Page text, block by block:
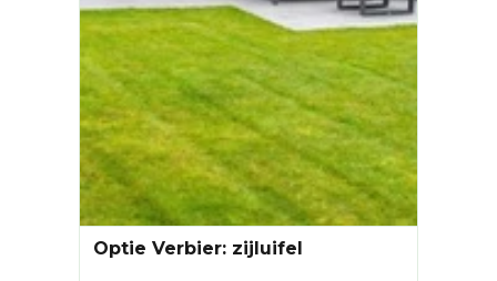
Optie Verbier: zijluifel